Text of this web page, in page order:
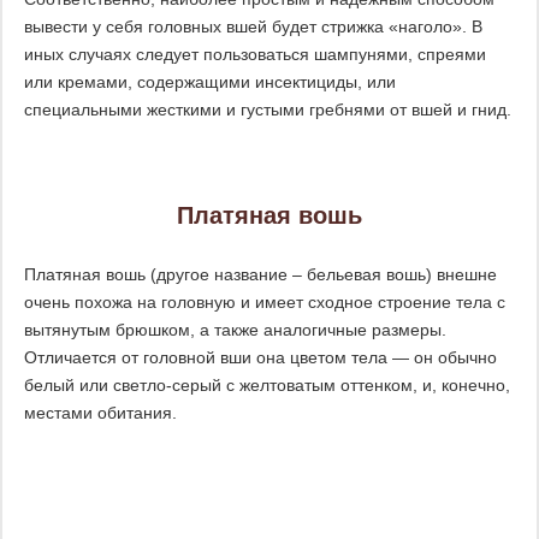
вывести у себя головных вшей будет стрижка «наголо». В
иных случаях следует пользоваться шампунями, спреями
или кремами, содержащими инсектициды, или
специальными жесткими и густыми гребнями от вшей и гнид.
Платяная вошь
Платяная вошь (другое название – бельевая вошь) внешне
очень похожа на головную и имеет сходное строение тела с
вытянутым брюшком, а также аналогичные размеры.
Отличается от головной вши она цветом тела — он обычно
белый или светло-серый с желтоватым оттенком, и, конечно,
местами обитания.